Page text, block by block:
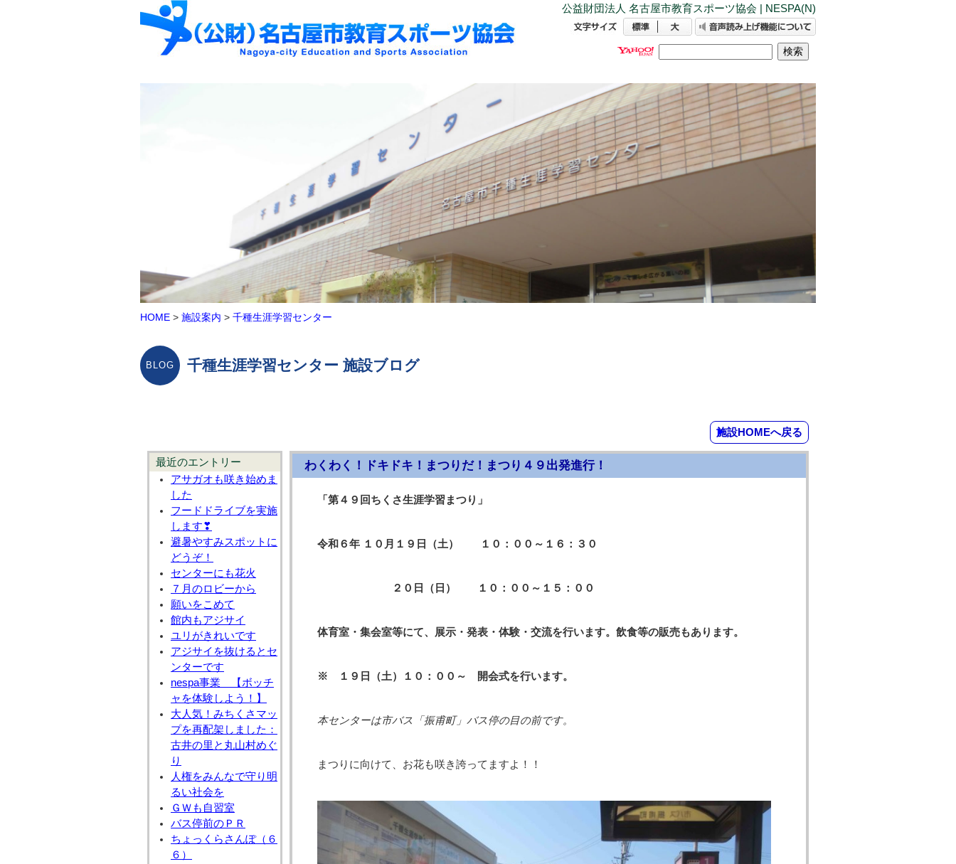
公益財団法人 名古屋市教育スポーツ協会 | NESPA(N)
HOME > 施設案内 > 千種生涯学習センター
千種生涯学習センター 施設ブログ
施設HOMEへ戻る
最近のエントリー
アサガオも咲き始めま
した
フードドライブを実施
します❣
避暑やすみスポットに
どうぞ！
センターにも花火
７月のロビーから
願いをこめて
館内もアジサイ
ユリがきれいです
アジサイを抜けるとセ
ンターです
nespa事業 【ボッチ
ャを体験しよう！】
大人気！みちくさマッ
プを再配架しました：
古井の里と丸山村めぐ
り
人権をみんなで守り明
るい社会を
ＧＷも自習室
バス停前のＰＲ
ちょっくらさんぽ（６
６）
わくわく！ドキドキ！まつりだ！まつり４９出発進行！
「第４９回ちくさ生涯学習まつり」
令和６年 １０月１９日（土） １０：００ ～１６：３０
２０日（日） １０：００～１５：００
体育室・集会室等にて、展示・発表・体験・交流を行います。飲食等の販売もあります。
※ １９ 日（土）１０：００ ～ 開会式を行います。
本センターは市バス「振甫町」バス停の目の前です。
まつりに向けて、お花も咲き誇ってますよ！！